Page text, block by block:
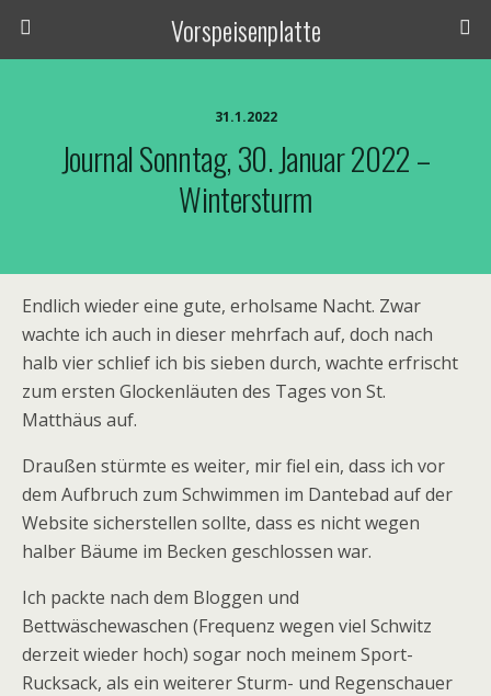
Vorspeisenplatte
31.1.2022
Journal Sonntag, 30. Januar 2022 –
Wintersturm
Endlich wieder eine gute, erholsame Nacht. Zwar
wachte ich auch in dieser mehrfach auf, doch nach
halb vier schlief ich bis sieben durch, wachte erfrischt
zum ersten Glockenläuten des Tages von St.
Matthäus auf.
Draußen stürmte es weiter, mir fiel ein, dass ich vor
dem Aufbruch zum Schwimmen im Dantebad auf der
Website sicherstellen sollte, dass es nicht wegen
halber Bäume im Becken geschlossen war.
Ich packte nach dem Bloggen und
Bettwäschewaschen (Frequenz wegen viel Schwitz
derzeit wieder hoch) sogar noch meinem Sport-
Rucksack, als ein weiterer Sturm- und Regenschauer